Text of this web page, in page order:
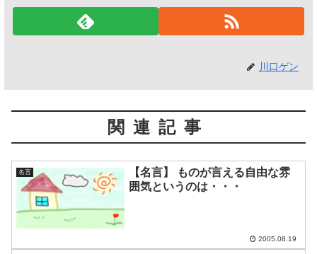
川口ゲン
関連記事
名言
【名言】 ものが言える自由な雰
囲気というのは・・・
2005.08.19